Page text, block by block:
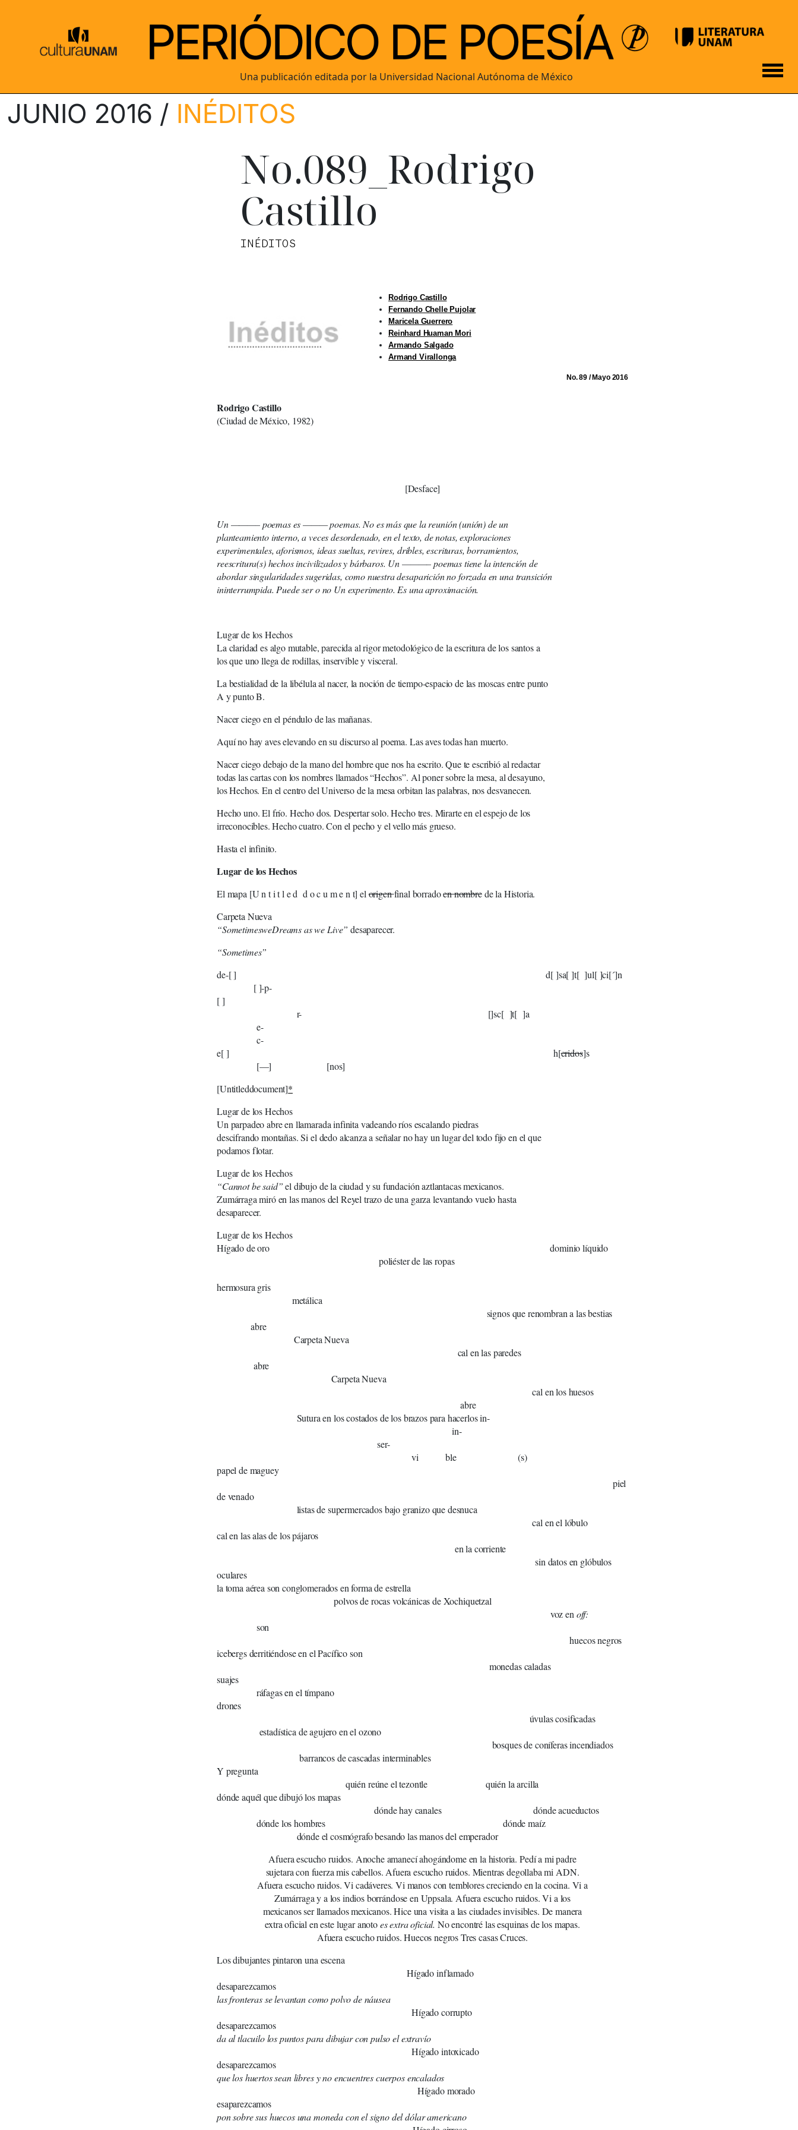
Una publicación editada por la Universidad Nacional Autónoma de México
JUNIO 2016 / INÉDITOS
No.089_Rodrigo
Castillo
INÉDITOS
Rodrigo Castillo
Fernando Chelle Pujolar
Maricela Guerrero
Reinhard Huaman Mori
Armando Salgado
Armand Virallonga
No. 89 / Mayo 2016
Rodrigo Castillo
(Ciudad de México, 1982)
[Desface]
Un ———– poemas es ——— poemas. No es más que la reunión (unión) de un
planteamiento interno, a veces desordenado, en el texto, de notas, exploraciones
experimentales, aforismos, ideas sueltas, revires, dribles, escrituras, borramientos,
reescritura(s) hechos incivilizados y bárbaros. Un ———– poemas tiene la intención de
abordar singularidades sugeridas, como nuestra desaparición no forzada en una transición
ininterrumpida. Puede ser o no Un experimento. Es una aproximación.
Lugar de los Hechos
La claridad es algo mutable, parecida al rigor metodológico de la escritura de los santos a
los que uno llega de rodillas, inservible y visceral.
La bestialidad de la libélula al nacer, la noción de tiempo-espacio de las moscas entre punto
A y punto B.
Nacer ciego en el péndulo de las mañanas.
Aquí no hay aves elevando en su discurso al poema. Las aves todas han muerto.
Nacer ciego debajo de la mano del hombre que nos ha escrito. Que te escribió al redactar
todas las cartas con los nombres llamados “Hechos”. Al poner sobre la mesa, al desayuno,
los Hechos. En el centro del Universo de la mesa orbitan las palabras, nos desvanecen.
Hecho uno. El frío. Hecho dos. Despertar solo. Hecho tres. Mirarte en el espejo de los
irreconocibles. Hecho cuatro. Con el pecho y el vello más grueso.
Hasta el infinito.
Lugar de los Hechos
El mapa [U n t i t l e d d o c u m e n t] elorigenfinal borradoen nombrede la Historia.
Carpeta Nueva
“SometimesweDreams as we Live” desaparecer.
“Sometimes”
de-[ ] d[ ]sa[ ]t[ ]ul[ ]ci[´]n
[ ]-p-
[ ]
r- []sc[ ]t[ ]a
e-
c-
e[ ] h[eridos]s
[—] [nos]
[Untitleddocument]*
Lugar de los Hechos
Un parpadeo abre en llamarada infinita vadeando ríos escalando piedras
descifrando montañas. Si el dedo alcanza a señalar no hay un lugar del todo fijo en el que
podamos flotar.
Lugar de los Hechos
“Cannot be said”el dibujo de la ciudad y su fundación aztlantacas mexicanos.
Zumárraga miró en las manos del Reyel trazo de una garza levantando vuelo hasta
desaparecer.
Lugar de los Hechos
Hígado de oro dominio líquido
poliéster de las ropas
hermosura gris
metálica
signos que renombran a las bestias
abre
Carpeta Nueva
cal en las paredes
abre
Carpeta Nueva
cal en los huesos
abre
Sutura en los costados de los brazos para hacerlos in-
in-
ser-
vi ble (s)
papel de maguey
piel
de venado
listas de supermercados bajo granizo que desnuca
cal en el lóbulo
cal en las alas de los pájaros
en la corriente
sin datos en glóbulos
oculares
la toma aérea son conglomerados en forma de estrella
polvos de rocas volcánicas de Xochiquetzal
voz en off:
son
huecos negros
icebergs derritiéndose en el Pacífico son
monedas caladas
suajes
ráfagas en el tímpano
drones
úvulas cosificadas
estadística de agujero en el ozono
bosques de coníferas incendiados
barrancos de cascadas interminables
Y pregunta
quién reúne el tezontle quién la arcilla
dónde aquél que dibujó los mapas
dónde hay canales dónde acueductos
dónde los hombres dónde maíz
dónde el cosmógrafo besando las manos del emperador
Afuera escucho ruidos. Anoche amanecí ahogándome en la historia. Pedí a mi padre
sujetara con fuerza mis cabellos. Afuera escucho ruidos. Mientras degollaba mi ADN.
Afuera escucho ruidos. Vi cadáveres. Vi manos con temblores creciendo en la cocina. Vi a
Zumárraga y a los indios borrándose en Uppsala. Afuera escucho ruidos. Vi a los
mexicanos ser llamados mexicanos. Hice una visita a las ciudades invisibles. De manera
extra oficial en este lugar anotoes extra oficial. No encontré las esquinas de los mapas.
Afuera escucho ruidos. Huecos negros Tres casas Cruces.
Los dibujantes pintaron una escena
Hígado inflamado
desaparezcamos
las fronteras se levantan como polvo de náusea
Hígado corrupto
desaparezcamos
da al tlacuilo los puntos para dibujar con pulso el extravío
Hígado intoxicado
desaparezcamos
que los huertos sean libres y no encuentres cuerpos encalados
Hígado morado
esaparezcamos
pon sobre sus huecos una moneda con el signo del dólar americano